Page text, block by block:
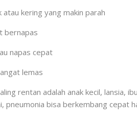
atau kering yang makin parah
bernapas
napas cepat
lemas
rentan adalah anak kecil, lansia,
pneumonia bisa berkembang cepat